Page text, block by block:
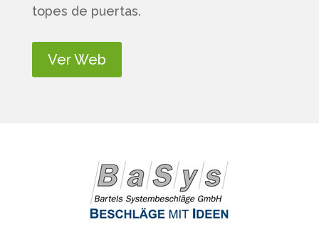
topes de puertas.
Ver Web